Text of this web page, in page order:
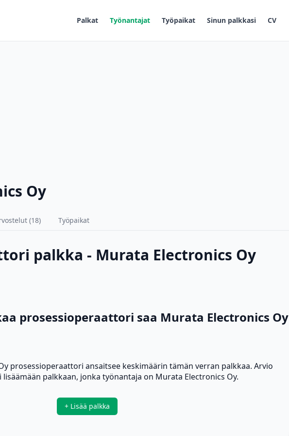
Palkat Työnantajat Työpaikat Sinun palkkasi CV
Oy
(18) Työpaikat
palkka - Murata Electronics Oy
prosessioperaattori saa Murata Electronics Oy
prosessioperaattori ansaitsee keskimäärin tämän verran palkkaa. Arvio
palkkaan, jonka työnantaja on Murata Electronics Oy.
+ Lisää palkka